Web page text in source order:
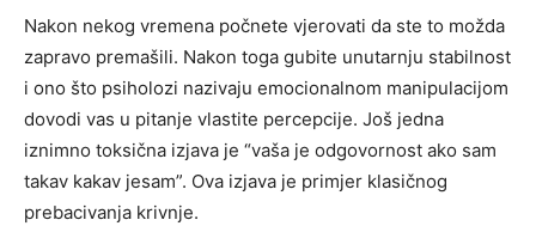
Nakon nekog vremena počnete vjerovati da ste to možda
zapravo premašili. Nakon toga gubite unutarnju stabilnost
i ono što psiholozi nazivaju emocionalnom manipulacijom
dovodi vas u pitanje vlastite percepcije. Još jedna
iznimno toksična izjava je “vaša je odgovornost ako sam
takav kakav jesam”. Ova izjava je primjer klasičnog
prebacivanja krivnje.